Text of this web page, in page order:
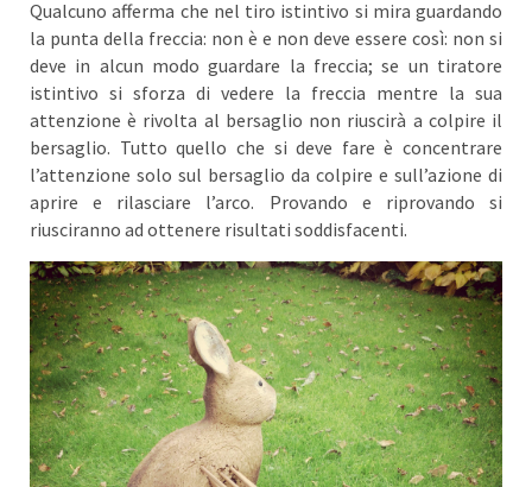
Qualcuno afferma che nel tiro istintivo si mira guardando
la punta della freccia: non è e non deve essere così: non si
deve in alcun modo guardare la freccia; se un tiratore
istintivo si sforza di vedere la freccia mentre la sua
attenzione è rivolta al bersaglio non riuscirà a colpire il
bersaglio. Tutto quello che si deve fare è concentrare
l’attenzione solo sul bersaglio da colpire e sull’azione di
aprire e rilasciare l’arco. Provando e riprovando si
riusciranno ad ottenere risultati soddisfacenti.